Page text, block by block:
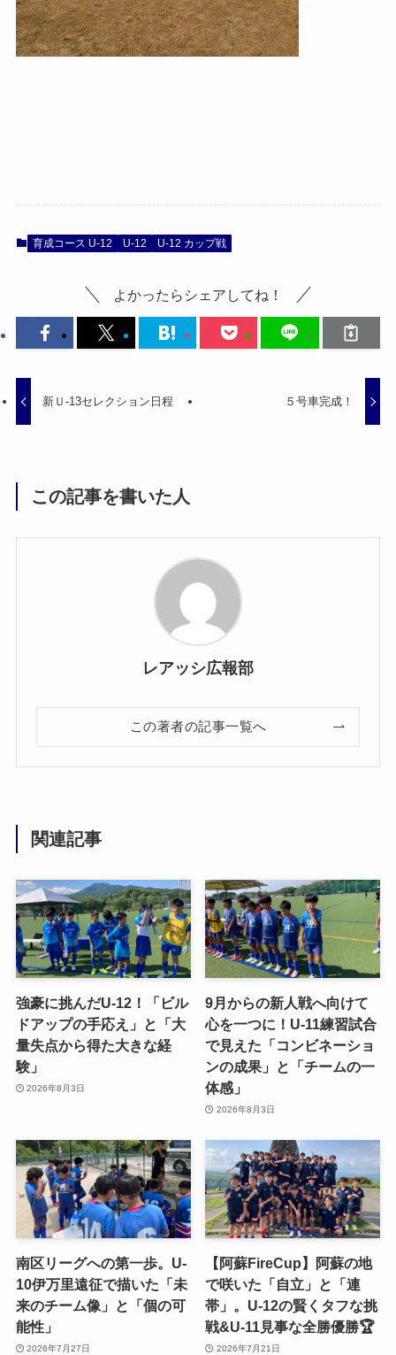
育成コース U-12 U-12 U-12 カップ戦
よかったらシェアしてね！
新Ｕ-13セレクション日程 ５号車完成！
この記事を書いた人
レアッシ広報部
この著者の記事一覧へ
関連記事
強豪に挑んだU-12！「ビル
ドアップの手応え」と「大
量失点から得た大きな経
験」
2026年8月3日
9月からの新人戦へ向けて
心を一つに！U-11練習試合
で見えた「コンビネーショ
ンの成果」と「チームの一
体感」
2026年8月3日
南区リーグへの第一歩。U-
10伊万里遠征で描いた「未
来のチーム像」と「個の可
能性」
2026年7月27日
【阿蘇FireCup】阿蘇の地
で咲いた「自立」と「連
帯」。U-12の賢くタフな挑
戦&U-11見事な全勝優勝🏆
2026年7月21日